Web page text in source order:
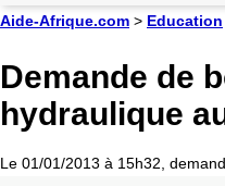
Aide-Afrique.com > Education
Demande de
hydraulique
Le 01/01/2013 à 15h32,